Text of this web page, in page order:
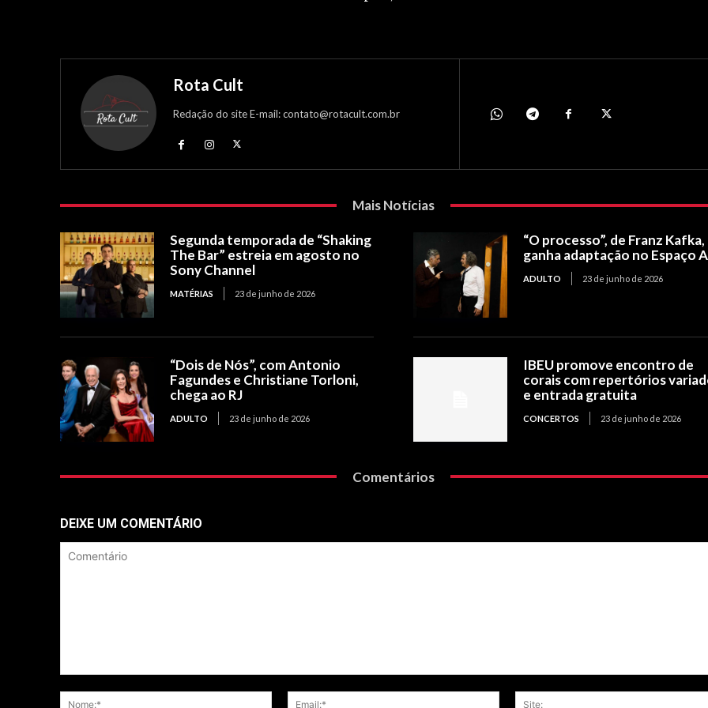
Rota Cult
Redação do site E-mail: contato@rotacult.com.br
Mais Notícias
Segunda temporada de “Shaking
The Bar” estreia em agosto no
Sony Channel
MATÉRIAS 23 de junho de 2026
“O processo”, de Franz Kafka,
ganha adaptação no Espaço
ADULTO 23 de junho de 2026
“Dois de Nós”, com Antonio
Fagundes e Christiane Torloni,
chega ao RJ
ADULTO 23 de junho de 2026
IBEU promove encontro de
corais com repertórios
e entrada gratuita
CONCERTOS 23 de junho de 2026
Comentários
DEIXE UM COMENTÁRIO
Nome:*
Email:*